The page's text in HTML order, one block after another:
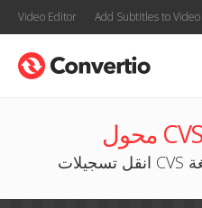
Video Editor Add Subtitles to Video